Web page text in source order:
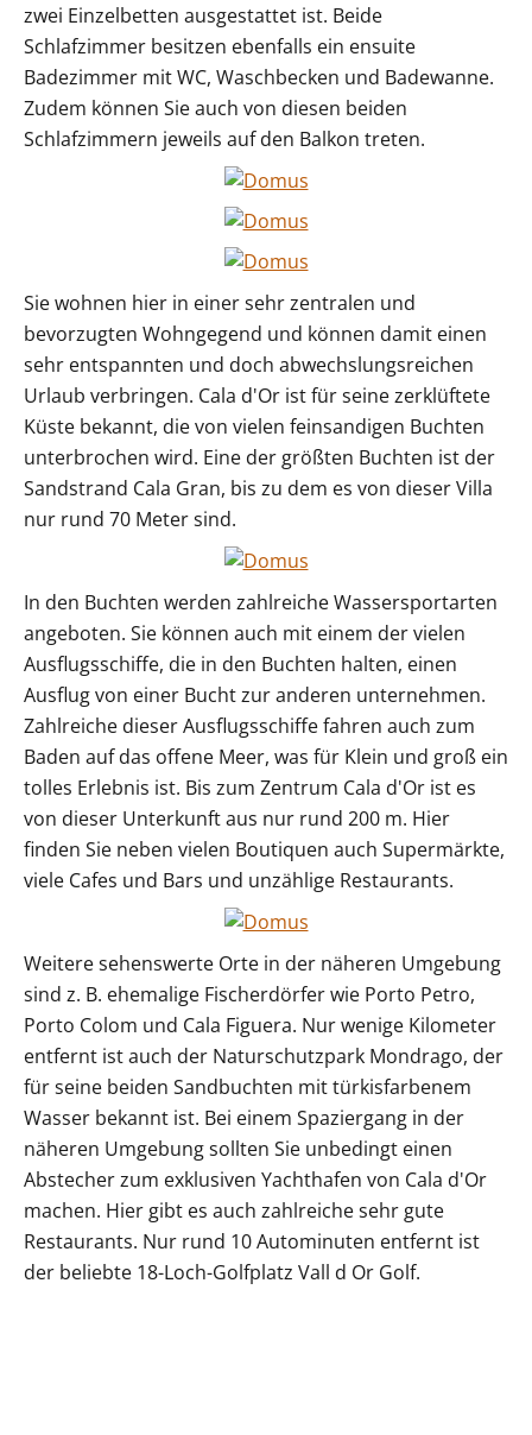
zwei Einzelbetten ausgestattet ist. Beide
Schlafzimmer besitzen ebenfalls ein ensuite
Badezimmer mit WC, Waschbecken und Badewanne.
Zudem können Sie auch von diesen beiden
Schlafzimmern jeweils auf den Balkon treten.
Sie wohnen hier in einer sehr zentralen und
bevorzugten Wohngegend und können damit einen
sehr entspannten und doch abwechslungsreichen
Urlaub verbringen. Cala d'Or ist für seine zerklüftete
Küste bekannt, die von vielen feinsandigen Buchten
unterbrochen wird. Eine der größten Buchten ist der
Sandstrand Cala Gran, bis zu dem es von dieser Villa
nur rund 70 Meter sind.
In den Buchten werden zahlreiche Wassersportarten
angeboten. Sie können auch mit einem der vielen
Ausflugsschiffe, die in den Buchten halten, einen
Ausflug von einer Bucht zur anderen unternehmen.
Zahlreiche dieser Ausflugsschiffe fahren auch zum
Baden auf das offene Meer, was für Klein und groß ein
tolles Erlebnis ist. Bis zum Zentrum Cala d'Or ist es
von dieser Unterkunft aus nur rund 200 m. Hier
finden Sie neben vielen Boutiquen auch Supermärkte,
viele Cafes und Bars und unzählige Restaurants.
Weitere sehenswerte Orte in der näheren Umgebung
sind z. B. ehemalige Fischerdörfer wie Porto Petro,
Porto Colom und Cala Figuera. Nur wenige Kilometer
entfernt ist auch der Naturschutzpark Mondrago, der
für seine beiden Sandbuchten mit türkisfarbenem
Wasser bekannt ist. Bei einem Spaziergang in der
näheren Umgebung sollten Sie unbedingt einen
Abstecher zum exklusiven Yachthafen von Cala d'Or
machen. Hier gibt es auch zahlreiche sehr gute
Restaurants. Nur rund 10 Autominuten entfernt ist
der beliebte 18-Loch-Golfplatz Vall d Or Golf.